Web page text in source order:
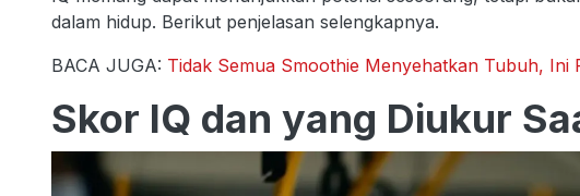
dalam hidup. Berikut penjelasan selengkapnya.
BACA JUGA: Tidak Semua Smoothie Menyehatkan Tubuh, Ini
Skor IQ dan yang Diukur